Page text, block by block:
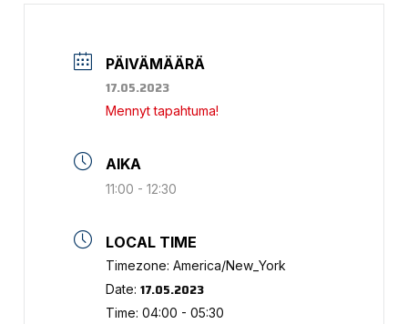
PÄIVÄMÄÄRÄ
17.05.2023
Mennyt tapahtuma!
AIKA
11:00 - 12:30
LOCAL TIME
Timezone:America/New_York
Date:17.05.2023
Time:04:00 - 05:30